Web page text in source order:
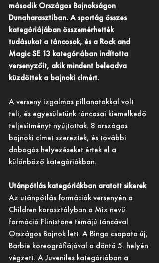
második Országos Bajnokságon
Dunaharasztiban. A sportág összes
kategóriájában összemérhették
tudásukat a táncosok, és a Rock and
Magic SE 13 kategóriában indította
versenyzőit, akik mindent beleadva
küzdöttek a bajnoki címért.
A verseny izgalmas pillanatokkal volt
teli, és egyesületünk táncosai kiemelkedő
teljesítményt nyújtottak. 8 országos
bajnoki címet szereztek, és további
dobogós helyezéseket értek el a
különböző kategóriákban.
Utánpótlás kategóriákban aratott sikerek
Az utánpótlás formációk versenyén a
Children korosztályban a Mix nevű
formáció Flintstone témájú táncával
Országos Bajnok lett. A Bingo csapata új,
Barbie koreográfiájával a döntő 5. helyén
végzett. A Juveniles kategóriában a